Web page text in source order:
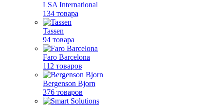
LSA International
134 товара
Tassen
94 товара
Faro Barcelona
112 товаров
Bergenson Bjorn
376 товаров